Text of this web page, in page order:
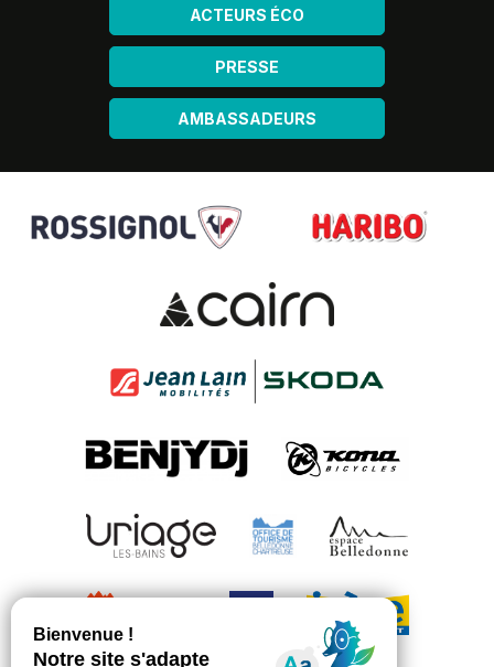
ACTEURS ÉCO
PRESSE
AMBASSADEURS